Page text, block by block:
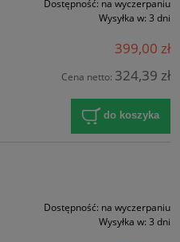
Dostępność: na wyczerpaniu
Wysyłka w: 3 dni
399,00 zł
Cena netto: 324,39 zł
do koszyka
Dostępność: na wyczerpaniu
Wysyłka w: 3 dni